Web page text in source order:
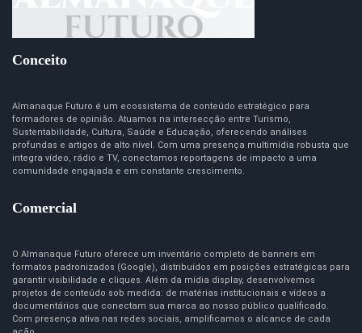
Conceito
Almanaque Futuro é um ecossistema de conteúdo estratégico para
formadores de opinião. Atuamos na intersecção entre Turismo,
Sustentabilidade, Cultura, Saúde e Educação, oferecendo análises
profundas e artigos de alto nível. Com uma presença multimídia robusta que
integra vídeo, rádio e TV, conectamos reportagens de impacto a uma
comunidade engajada e em constante crescimento.
Comercial
O Almanaque Futuro oferece um inventário completo de banners em
formatos padronizados (Google), distribuídos em posições estratégicas para
garantir visibilidade e cliques. Além da mídia display, desenvolvemos
projetos de conteúdo sob medida: de matérias institucionais e vídeos a
documentários que conectam sua marca ao nosso público qualificado.
Com presença ativa nas redes sociais, amplificamos o alcance de cada